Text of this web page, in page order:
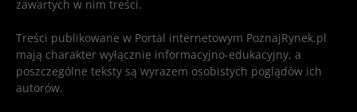
zawartych w nim treści.
Treści publikowane w Portal internetowym PoznajRynek.pl
mają charakter wyłącznie informacyjno-edukacyjny, a
poszczególne teksty są wyrazem osobistych poglądów ich
autorów.